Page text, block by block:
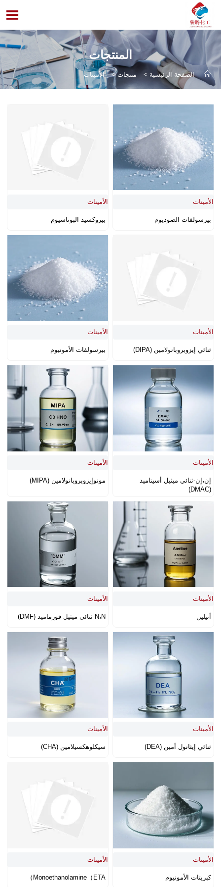

المنتجات
 الصفحة الرئيسية > منتجات> الأمينات
الأمينات
بيروكسيد البوتاسيوم
الأمينات
بيرسولفات الصوديوم
الأمينات
بيرسولفات الأمونيوم
الأمينات
ثنائي إيزوبروبانولامين (DIPA)
الأمينات
مونوإيزوبروبانولامين (MIPA)
الأمينات
إن،إن-ثنائي ميثيل أسيتاميد
(DMAC)
الأمينات
N،N-ثنائي ميثيل فورماميد (DMF)
الأمينات
أنيلين
الأمينات
سيكلوهكسيلامين (CHA)
الأمينات
ثنائي إيثانول أمين (DEA)
الأمينات
Monoethanolamine（ETA）
الأمينات
كبريتات الأمونيوم